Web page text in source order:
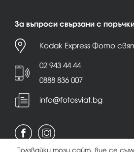
За въпроси свързани с
Kodak Express Фото
02 943 44 44
0888 836 007
info@fotosviat.bg
Ползвайки този сайт, вие се